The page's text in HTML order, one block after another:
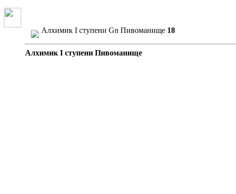
Алхимик I ступени Gn Пивоманище 18
Алхимик I ступени Пивоманище